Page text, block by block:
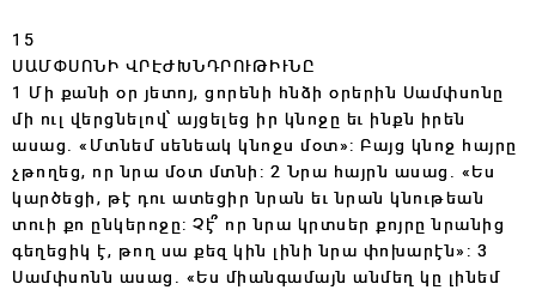
15
ՍԱՄՓՍՈՆԻ ՎՐԷԺԽՆԴՐՈՒԹԻՒՆԸ
1 Մի քանի օր յետոյ, ցորենի հնձի օրերին Սամփսոնը
մի ուլ վերցնելով՝ այցելեց իր կնոջը եւ ինքն իրեն
ասաց. «Մտնեմ սենեակ կնոջս մօտ»: Բայց կնոջ հայրը
չթողեց, որ նրա մօտ մտնի: 2 Նրա հայրն ասաց. «Ես
կարծեցի, թէ դու ատեցիր նրան եւ նրան կնութեան
տուի քո ընկերոջը: Չէ՞ որ նրա կրտսեր քոյրը նրանից
գեղեցիկ է, թող սա քեզ կին լինի նրա փոխարէն»: 3
Սամփսոնն ասաց. «Ես միանգամայն անմեղ կը լինեմ